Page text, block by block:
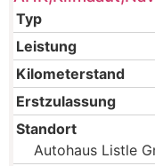
Typ
Leistung
Kilometerstand
Erstzulassung
Standort
Autohaus Listle